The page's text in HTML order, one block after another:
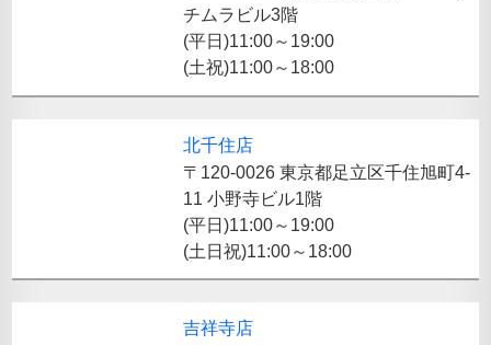
チムラビル3階
(平日)11:00～19:00
(土祝)11:00～18:00
北千住店
〒120-0026 東京都足立区千住旭町4-
11 小野寺ビル1階
(平日)11:00～19:00
(土日祝)11:00～18:00
吉祥寺店